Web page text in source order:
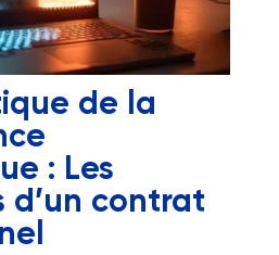
de la
: Les
d’un contrat